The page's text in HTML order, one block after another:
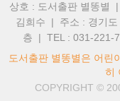
상호 : 도서출판 별똥별
김희수 | 주소 : 경기
층 | TEL : 031-221-
도서출판 별똥별은 어린
히
COPYRIGHT ©